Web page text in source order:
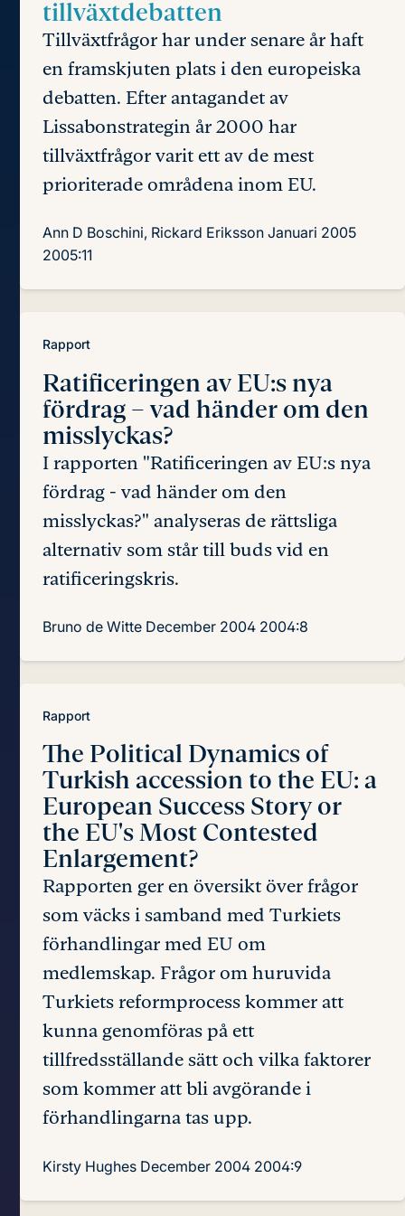
tillväxtdebatten
Tillväxtfrågor har under senare år haft
en framskjuten plats i den europeiska
debatten. Efter antagandet av
Lissabonstrategin år 2000 har
tillväxtfrågor varit ett av de mest
prioriterade områdena inom EU.
Ann D Boschini, Rickard ErikssonJanuari 2005
2005:11
Rapport
Ratificeringen av EU:s nya
fördrag – vad händer om den
misslyckas?
I rapporten "Ratificeringen av EU:s nya
fördrag - vad händer om den
misslyckas?" analyseras de rättsliga
alternativ som står till buds vid en
ratificeringskris.
Bruno de Witte December 2004 2004:8
Rapport
The Political Dynamics of
Turkish accession to the EU:a
European Success Story or
the EU's Most Contested
Enlargement?
Rapporten ger en översikt över frågor
som väcks i samband med Turkiets
förhandlingar med EU om
medlemskap. Frågor om huruvida
Turkiets reformprocess kommer att
kunna genomföras på ett
tillfredsställande sätt och vilka faktorer
som kommer att bli avgörande i
förhandlingarna tas upp.
Kirsty Hughes December 2004 2004:9